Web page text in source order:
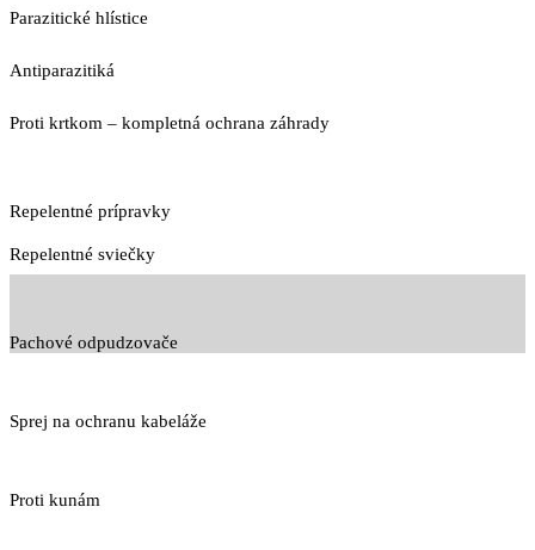
Parazitické hlístice
Antiparazitiká
Proti krtkom – kompletná ochrana záhrady
Repelentné prípravky
Repelentné sviečky
Pachové odpudzovače
Sprej na ochranu kabeláže
Proti kunám